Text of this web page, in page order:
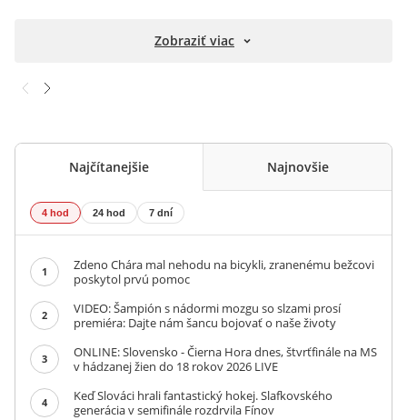
Zobraziť viac
Najčítanejšie Najnovšie
4 hod 24 hod 7 dní
1
Zdeno Chára mal nehodu na bicykli, zranenému bežcovi
poskytol prvú pomoc
2
VIDEO: Šampión s nádormi mozgu so slzami prosí
premiéra: Dajte nám šancu bojovať o naše životy
3
ONLINE: Slovensko - Čierna Hora dnes, štvrťfinále na MS
v hádzanej žien do 18 rokov 2026 LIVE
4
Keď Slováci hrali fantastický hokej. Slafkovského
generácia v semifinále rozdrvila Fínov